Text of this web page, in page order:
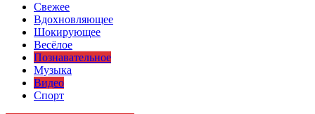
Свежее
Вдохновляющее
Шокирующее
Весёлое
Познавательное
Музыка
Видео
Спорт